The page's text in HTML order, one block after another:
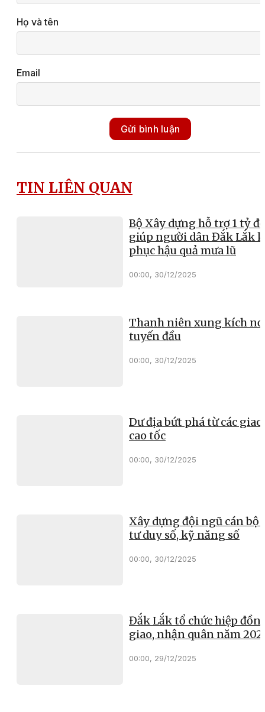
Họ và tên
Email
Gửi bình luận
TIN LIÊN QUAN
Bộ Xây dựng hỗ trợ 1 tỷ
giúp người dân Đắk Lắk
phục hậu quả mưa lũ
00:00, 30/12/2025
Thanh niên xung kích
tuyến đầu
00:00, 30/12/2025
Dư địa bứt phá từ các
cao tốc
00:00, 30/12/2025
Xây dựng đội ngũ cán bộ
tư duy số, kỹ năng số
00:00, 30/12/2025
Đắk Lắk tổ chức hiệp
giao, nhận quân năm
00:00, 29/12/2025